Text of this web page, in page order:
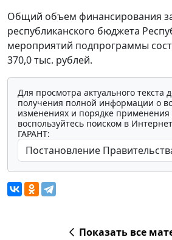
Общий объем финансирования за
республиканского бюджета
мероприятий подпрограммы
370,0 тыс. рублей.
Для просмотра актуального текста
получения полной информации о
изменениях и порядке применения
воспользуйтесь поиском в
ГАРАНТ:
Показать все